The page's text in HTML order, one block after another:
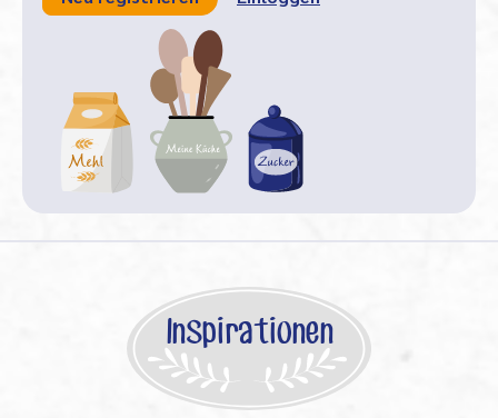
Inspirationen